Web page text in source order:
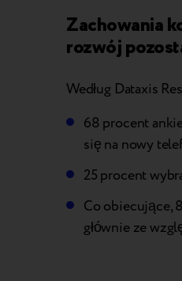
Zachowania
rozwój
Według Dataxis
68 procent
się na nowy
25 procent
Co obiecujące,
głównie ze